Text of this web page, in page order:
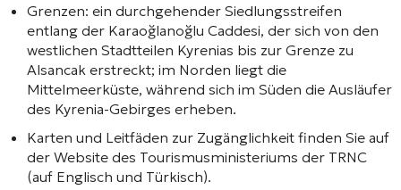
Grenzen: ein durchgehender Siedlungsstreifen
entlang der Karaoğlanoğlu Caddesi, der sich von den
westlichen Stadtteilen Kyrenias bis zur Grenze zu
Alsancak erstreckt; im Norden liegt die
Mittelmeerküste, während sich im Süden die Ausläufer
des Kyrenia-Gebirges erheben.
Karten und Leitfäden zur Zugänglichkeit finden Sie auf
der Website des Tourismusministeriums der TRNC
(auf Englisch und Türkisch).